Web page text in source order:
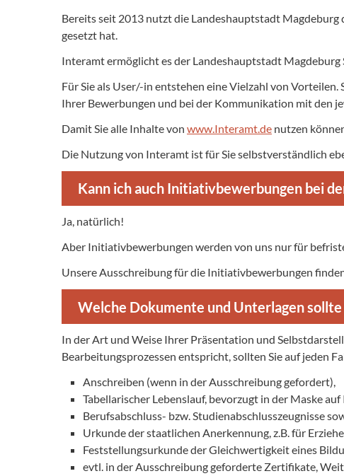
Bereits seit 2013 nutzt die Landeshauptstadt Magdeburg
gesetzt hat.
Interamt ermöglicht es der Landeshauptstadt
Für Sie als User/-in entstehen eine Vielzahl von
Ihrer Bewerbungen und bei der Kommunikation mit den
Damit Sie alle Inhalte von www.Interamt.de nutzen
Die Nutzung von Interamt ist für Sie selbstverständlich
Kann ich auch Initiativbewerbungen bei
Ja, natürlich!
Aber Initiativbewerbungen werden von uns nur für
Unsere Ausschreibung für die Initiativbewerbungen
Welche Dokumente und Unterlagen
In der Art und Weise Ihrer Präsentation und
Bearbeitungsprozessen entspricht, sollten Sie auf jeden
Anschreiben (wenn in der Ausschreibung gefordert),
Tabellarischer Lebenslauf, bevorzugt in der Maske
Berufsabschluss- bzw. Studienabschlusszeugnisse
Urkunde der staatlichen Anerkennung, z.B. für
Feststellungsurkunde der Gleichwertigkeit eines
evtl. in der Ausschreibung geforderte Zertifikate,